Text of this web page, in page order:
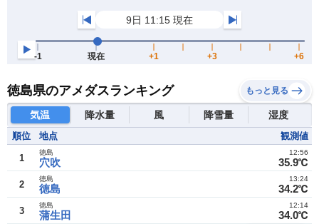
徳島県のアメダスランキング もっと見る
気温 降水量 風 降雪量 湿度
順位 地点 観測値
1 穴吹
徳島
35.9℃
12:56
2 徳島
徳島
34.2℃
13:24
3 蒲生田
徳島
34.0℃
12:14